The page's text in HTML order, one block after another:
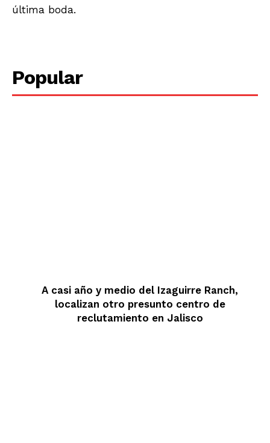
última boda.
Popular
A casi año y medio del Izaguirre Ranch,
localizan otro presunto centro de
reclutamiento en Jalisco